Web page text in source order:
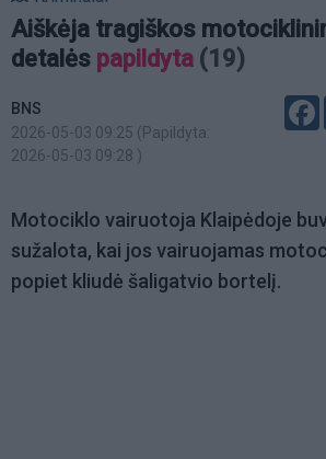
Aiškėja tragiškos
detalės papildyta (19)
BNS
2026-05-03 09:25 (Papildyta:
2026-05-03 09:28 )
Motociklo vairuotoja Klaipėdoje
sužalota, kai jos vairuojamas
popiet kliudė šaligatvio bortelį.